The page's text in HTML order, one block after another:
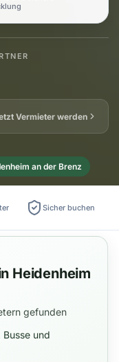
Vermieter werden
an der Brenz
Sicher buchen
Heidenheim
gefunden
Busse und